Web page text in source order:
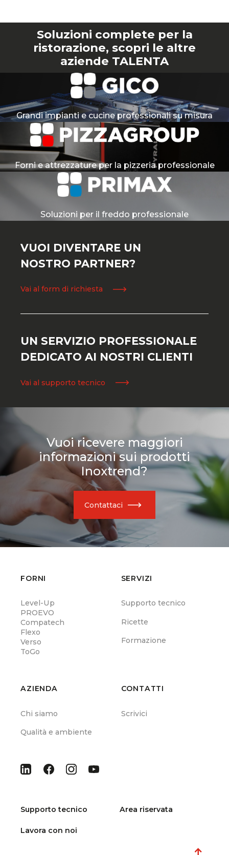
Soluzioni complete per la
ristorazione, scopri le altre
aziende TALENTA
Grandi impianti e cucine professionali su misura
Forni e attrezzature per la pizzeria professionale
Soluzioni per il freddo professionale
VUOI DIVENTARE UN
NOSTRO PARTNER?
Vai al form di richiesta
UN SERVIZIO PROFESSIONALE
DEDICATO AI NOSTRI CLIENTI
Vai al supporto tecnico
Vuoi ricevere maggiori
informazioni sui prodotti
Inoxtrend?
Contattaci
FORNI
Level-Up
PROEVO
Compatech
Flexo
Verso
ToGo
SERVIZI
Supporto tecnico
Ricette
Formazione
AZIENDA
Chi siamo
Qualità e ambiente
CONTATTI
Scrivici
Supporto tecnico Area riservata
Lavora con noi